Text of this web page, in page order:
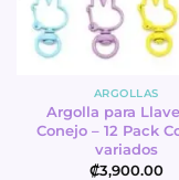
ARGOLLAS
Argolla para
Conejo – 12 Pack
variados
₡3,900.00